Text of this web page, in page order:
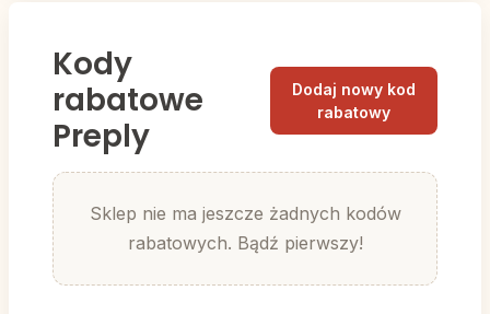
Kody
rabatowe
Preply
Dodaj nowy kod
rabatowy
Sklep nie ma jeszcze żadnych kodów
rabatowych. Bądź pierwszy!